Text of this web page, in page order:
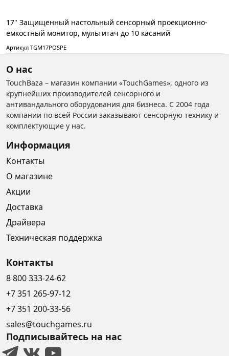
17" Защищенный настольный сенсорный проекционно-
емкостный монитор, мультитач до 10 касаний
Артикул TGM17POSPE
О нас
TouchBaza – магазин компании «TouchGames», одного из
крупнейших производителей сенсорного и
антивандального оборудования для бизнеса. С 2004 года
компании по всей России заказывают сенсорную технику и
комплектующие у нас.
Информация
Контакты
О магазине
Акции
Доставка
Драйвера
Техническая поддержка
Контакты
8 800 333-24-62
+7 351 265-97-12
+7 351 200-33-56
sales@touchgames.ru
Подписывайтесь на нас